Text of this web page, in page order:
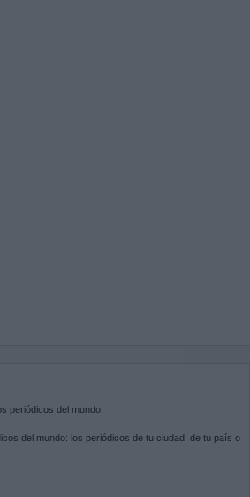
periódicos del mundo.
del mundo: los periódicos de tu ciudad, de tu país o